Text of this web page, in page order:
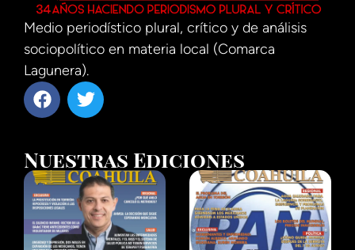
Medio periodístico plural, crítico y de análisis
sociopolítico en materia local (Comarca
Lagunera).
Nuestras Ediciones